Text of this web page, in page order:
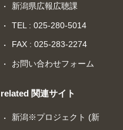
新潟県広報広聴課
TEL : 025-280-5014
FAX : 025-283-2274
お問い合わせフォーム
related 関連サイト
新潟※プロジェクト (新